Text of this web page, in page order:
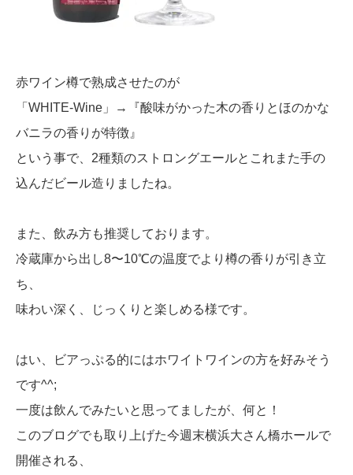
赤ワイン樽で熟成させたのが
「WHITE-Wine」→『酸味がかった木の香りとほのかな
バニラの香りが特徴』
という事で、2種類のストロングエールとこれまた手の
込んだビール造りましたね。
また、飲み方も推奨しております。
冷蔵庫から出し8〜10℃の温度でより樽の香りが引き立
ち、
味わい深く、じっくりと楽しめる様です。
はい、ビアっぷる的にはホワイトワインの方を好みそう
です^^;
一度は飲んでみたいと思ってましたが、何と！
このブログでも取り上げた今週末横浜大さん橋ホールで
開催される、